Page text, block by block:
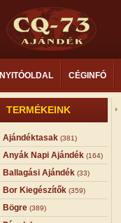
NYITÓOLDAL CÉGINFÓ
TERMÉKEINK
Ajándéktasak (381)
Anyák Napi Ajándék (164)
Ballagási Ajándék (33)
Bor Kiegészítők (359)
Bögre (389)